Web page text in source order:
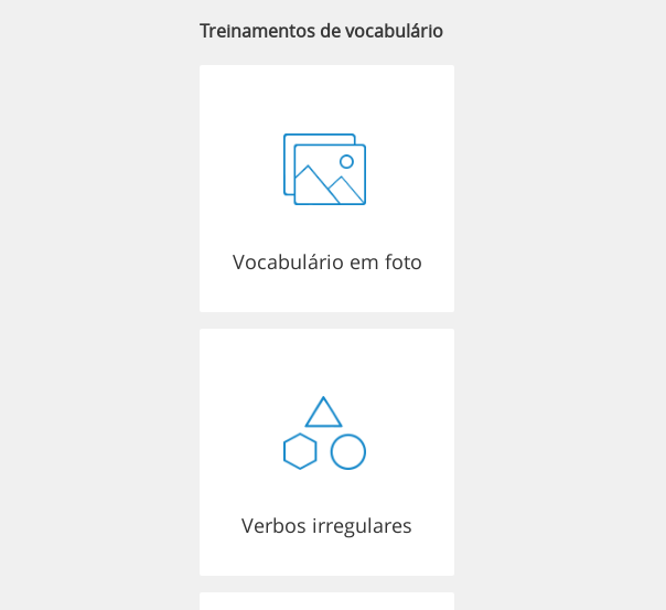
Treinamentos de vocabulário
Vocabulário em foto
Verbos irregulares